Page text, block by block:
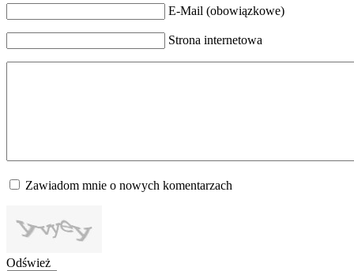
E-Mail (obowiązkowe)
Strona internetowa
Zawiadom mnie o nowych komentarzach
Odśwież